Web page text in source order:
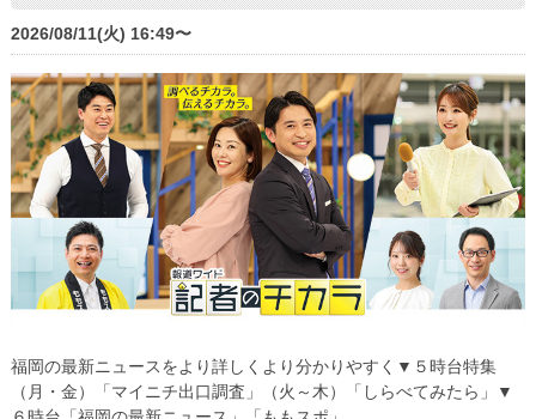
2026/08/11(火) 16:49〜
福岡の最新ニュースをより詳しくより分かりやすく▼５時台特集
（月・金）「マイニチ出口調査」（火～木）「しらべてみたら」▼